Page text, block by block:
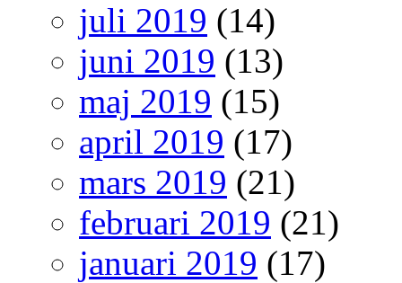
juli 2019 (14)
juni 2019 (13)
maj 2019 (15)
april 2019 (17)
mars 2019 (21)
februari 2019 (21)
januari 2019 (17)